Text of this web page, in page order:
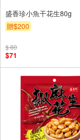
盛香珍小魚干花生80g
贈$200
$ 80
$71